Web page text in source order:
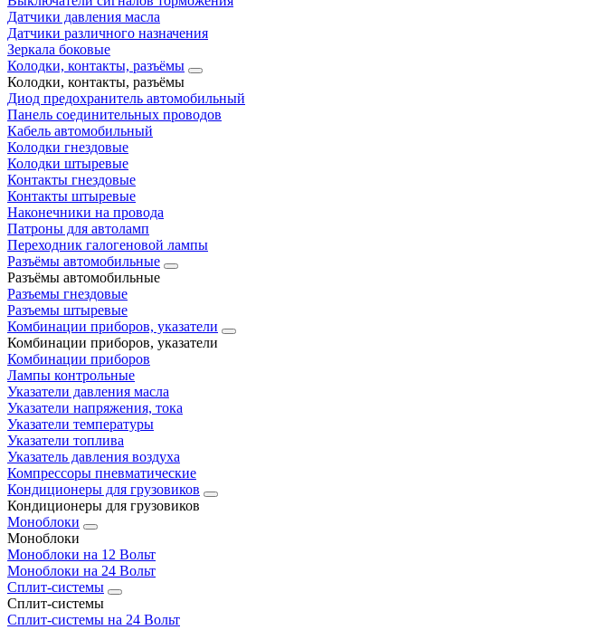
Датчики давления масла
Датчики различного назначения
Зеркала боковые
Колодки, контакты, разъёмы
Колодки, контакты, разъёмы
Диод предохранитель автомобильный
Панель соединительных проводов
Кабель автомобильный
Колодки гнездовые
Колодки штыревые
Контакты гнездовые
Контакты штыревые
Наконечники на провода
Патроны для автоламп
Переходник галогеновой лампы
Разъёмы автомобильные
Разъёмы автомобильные
Разъемы гнездовые
Разъемы штыревые
Комбинации приборов, указатели
Комбинации приборов, указатели
Комбинации приборов
Лампы контрольные
Указатели давления масла
Указатели напряжения, тока
Указатели температуры
Указатели топлива
Указатель давления воздуха
Компрессоры пневматические
Кондиционеры для грузовиков
Кондиционеры для грузовиков
Моноблоки
Моноблоки
Моноблоки на 12 Вольт
Моноблоки на 24 Вольт
Сплит-системы
Сплит-системы
Сплит‑системы на 24 Вольт